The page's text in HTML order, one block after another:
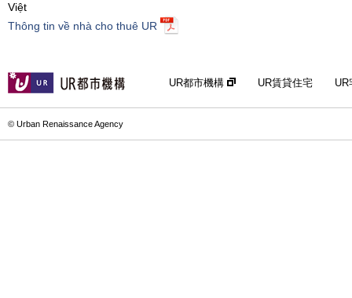
Việt
Thông tin về nhà cho thuê UR
UR都市機構 UR賃貸住宅
© Urban Renaissance Agency